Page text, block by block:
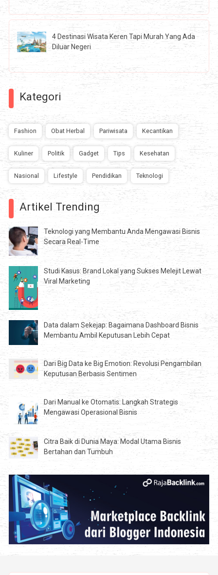
4 Destinasi Wisata Keren Tapi Murah Yang Ada
Diluar Negeri
Kategori
Fashion Obat Herbal Pariwisata Kecantikan
Kuliner Politik Gadget Tips Kesehatan
Nasional Lifestyle Pendidikan Teknologi
Artikel Trending
Teknologi yang Membantu Anda Mengawasi Bisnis
Secara Real-Time
Studi Kasus: Brand Lokal yang Sukses Melejit Lewat
Viral Marketing
Data dalam Sekejap: Bagaimana Dashboard Bisnis
Membantu Ambil Keputusan Lebih Cepat
Dari Big Data ke Big Emotion: Revolusi Pengambilan
Keputusan Berbasis Sentimen
Dari Manual ke Otomatis: Langkah Strategis
Mengawasi Operasional Bisnis
Citra Baik di Dunia Maya: Modal Utama Bisnis
Bertahan dan Tumbuh